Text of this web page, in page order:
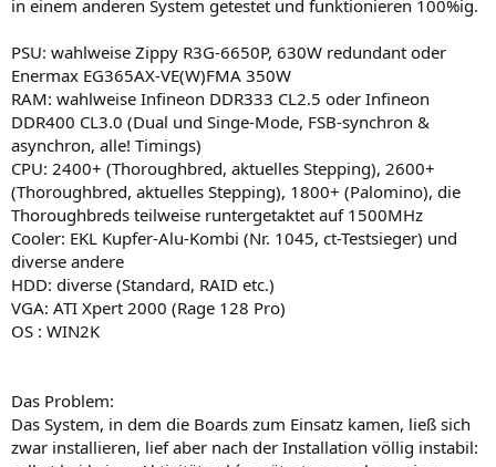
in einem anderen System getestet und funktionieren 100%ig.
PSU: wahlweise Zippy R3G-6650P, 630W redundant oder
Enermax EG365AX-VE(W)FMA 350W
RAM: wahlweise Infineon DDR333 CL2.5 oder Infineon
DDR400 CL3.0 (Dual und Singe-Mode, FSB-synchron &
asynchron, alle! Timings)
CPU: 2400+ (Thoroughbred, aktuelles Stepping), 2600+
(Thoroughbred, aktuelles Stepping), 1800+ (Palomino), die
Thoroughbreds teilweise runtergetaktet auf 1500MHz
Cooler: EKL Kupfer-Alu-Kombi (Nr. 1045, ct-Testsieger) und
diverse andere
HDD: diverse (Standard, RAID etc.)
VGA: ATI Xpert 2000 (Rage 128 Pro)
OS : WIN2K
Das Problem:
Das System, in dem die Boards zum Einsatz kamen, ließ sich
zwar installieren, lief aber nach der Installation völlig instabil: